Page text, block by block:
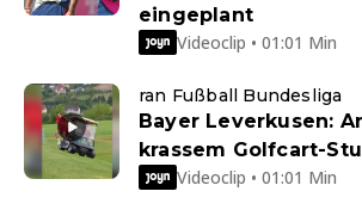
eingeplant
Videoclip • 01:01 Min
ran Fußball Bundesliga
Bayer Leverkusen:
krassem Golfcart-
Videoclip • 01:01 Min